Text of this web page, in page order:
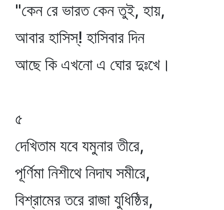
"কেন রে ভারত কেন তুই, হায়,
আবার হাসিস্‌! হাসিবার দিন
আছে কি এখনো এ ঘোর দুঃখে।
৫
দেখিতাম যবে যমুনার তীরে,
পূর্ণিমা নিশীথে নিদাঘ সমীরে,
বিশ্রামের তরে রাজা যুধিষ্ঠির,